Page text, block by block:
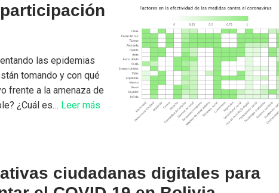
las epidemias
tomando y con qué
frente a la amenaza de
¿Cuál es… Leer más
ciudadanas digitales para